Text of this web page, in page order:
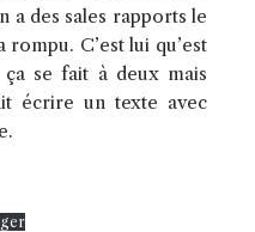
a des sales rapports le
C’est lui qu’est
se fait à deux mais
écrire un texte avec